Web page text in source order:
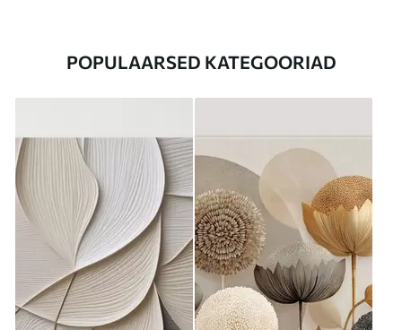
POPULAARSED KATEGOORIAD